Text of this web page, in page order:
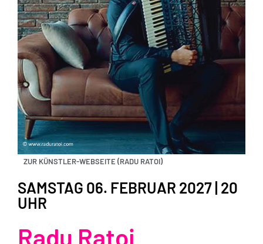
ZUR KÜNSTLER-WEBSEITE (RADU RATOI)
SAMSTAG 06. FEBRUAR 2027 | 20
UHR
Radu Ratoi